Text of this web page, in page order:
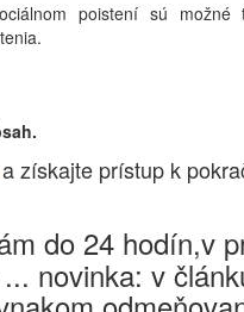
poistení sú možné
a získajte prístup k
do 24 hodín,v
novinka: v